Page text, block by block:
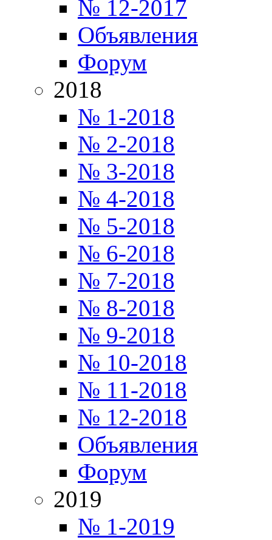
№ 12-2017
Объявления
Форум
2018
№ 1-2018
№ 2-2018
№ 3-2018
№ 4-2018
№ 5-2018
№ 6-2018
№ 7-2018
№ 8-2018
№ 9-2018
№ 10-2018
№ 11-2018
№ 12-2018
Объявления
Форум
2019
№ 1-2019